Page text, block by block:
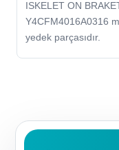
ISKELET ON
Y4CFM4016A0316
yedek parçasıdır.